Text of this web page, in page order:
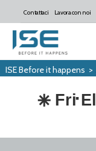
Contattaci Lavora con noi
ISE Before it happens >